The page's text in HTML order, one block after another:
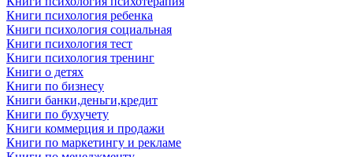
Книги психология ребенка
Книги психология социальная
Книги психология тест
Книги психология тренинг
Книги о детях
Книги по бизнесу
Книги банки,деньги,кредит
Книги по бухучету
Книги коммерция и продажи
Книги по маркетингу и рекламе